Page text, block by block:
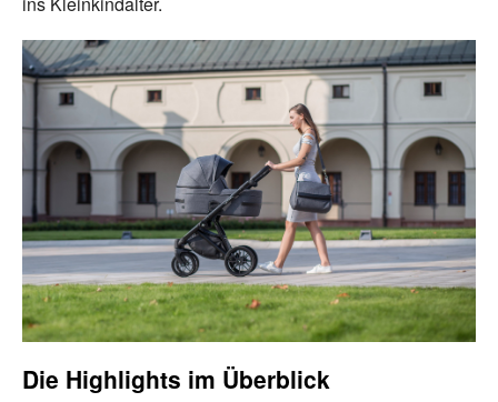
Die Highlights im Überblick